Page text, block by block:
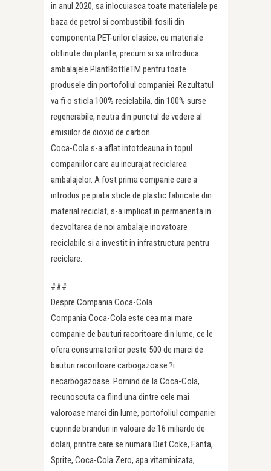
in anul 2020, sa inlocuiasca toate materialele pe
baza de petrol si combustibili fosili din
componenta PET-urilor clasice, cu materiale
obtinute din plante, precum si sa introduca
ambalajele PlantBottleTM pentru toate
produsele din portofoliul companiei. Rezultatul
va fi o sticla 100% reciclabila, din 100% surse
regenerabile, neutra din punctul de vedere al
emisiilor de dioxid de carbon.
Coca-Cola s-a aflat intotdeauna in topul
companiilor care au incurajat reciclarea
ambalajelor. A fost prima companie care a
introdus pe piata sticle de plastic fabricate din
material reciclat, s-a implicat in permanenta in
dezvoltarea de noi ambalaje inovatoare
reciclabile si a investit in infrastructura pentru
reciclare.
###
Despre Compania Coca-Cola
Compania Coca-Cola este cea mai mare
companie de bauturi racoritoare din lume, ce le
ofera consumatorilor peste 500 de marci de
bauturi racoritoare carbogazoase ?i
necarbogazoase. Pornind de la Coca-Cola,
recunoscuta ca fiind una dintre cele mai
valoroase marci din lume, portofoliul companiei
cuprinde branduri in valoare de 16 miliarde de
dolari, printre care se numara Diet Coke, Fanta,
Sprite, Coca-Cola Zero, apa vitaminizata,